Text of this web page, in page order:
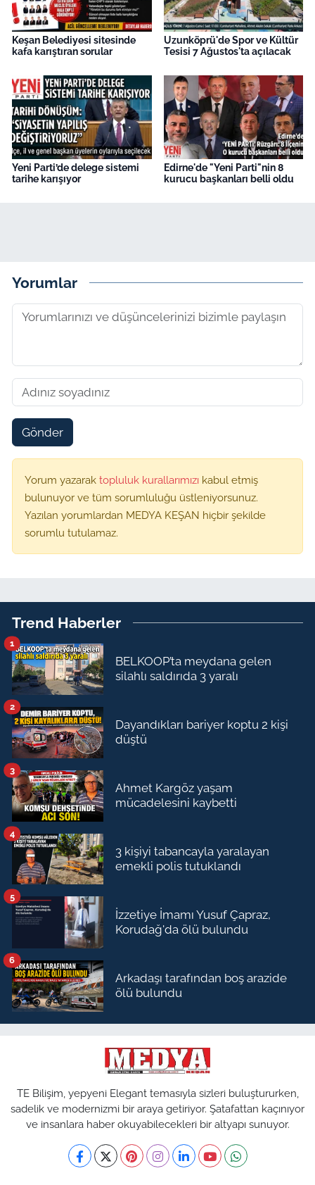
Keşan Belediyesi sitesinde
kafa karıştıran sorular
Uzunköprü'de Spor ve Kültür
Tesisi 7 Ağustos'ta açılacak
Yeni Parti’de delege sistemi
tarihe karışıyor
Edirne'de "Yeni Parti"nin 8
kurucu başkanları belli oldu
Yorumlar
Gönder
Yorum yazarak topluluk kurallarımızı kabul etmiş
bulunuyor ve tüm sorumluluğu üstleniyorsunuz.
Yazılan yorumlardan MEDYA KEŞAN hiçbir şekilde
sorumlu tutulamaz.
Trend Haberler
BELKOOP’ta meydana gelen
silahlı saldırıda 3 yaralı
1
Dayandıkları bariyer koptu 2 kişi
düştü
2
Ahmet Kargöz yaşam
mücadelesini kaybetti
3
3 kişiyi tabancayla yaralayan
emekli polis tutuklandı
4
İzzetiye İmamı Yusuf Çapraz,
Korudağ'da ölü bulundu
5
Arkadaşı tarafından boş arazide
ölü bulundu
6
TE Bilişim, yepyeni Elegant temasıyla sizleri buluştururken,
sadelik ve modernizmi bir araya getiriyor. Şatafattan kaçınıyor
ve insanlara haber okuyabilecekleri bir altyapı sunuyor.